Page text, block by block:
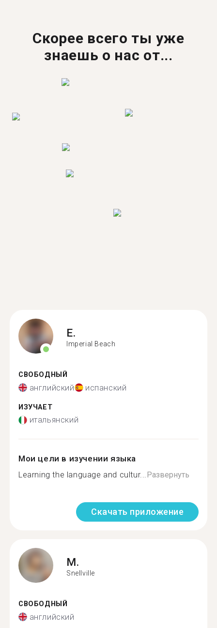
Скорее всего ты уже
знаешь о нас от...
E.
Imperial Beach
СВОБОДНЫЙ
английский испанский
ИЗУЧАЕТ
итальянский
Мои цели в изучении языка
Learning the language and cultur...Развернуть
Скачать приложение
M.
Snellville
СВОБОДНЫЙ
английский